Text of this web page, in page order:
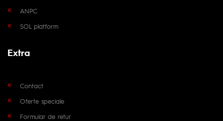
ANPC
SOL platform
Extra
Contact
Oferte speciale
Formular de retur